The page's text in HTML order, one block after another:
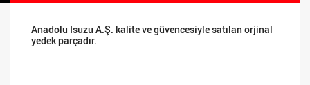
Anadolu Isuzu A.Ş. kalite ve güvencesiyle satılan orjinal
yedek parçadır.